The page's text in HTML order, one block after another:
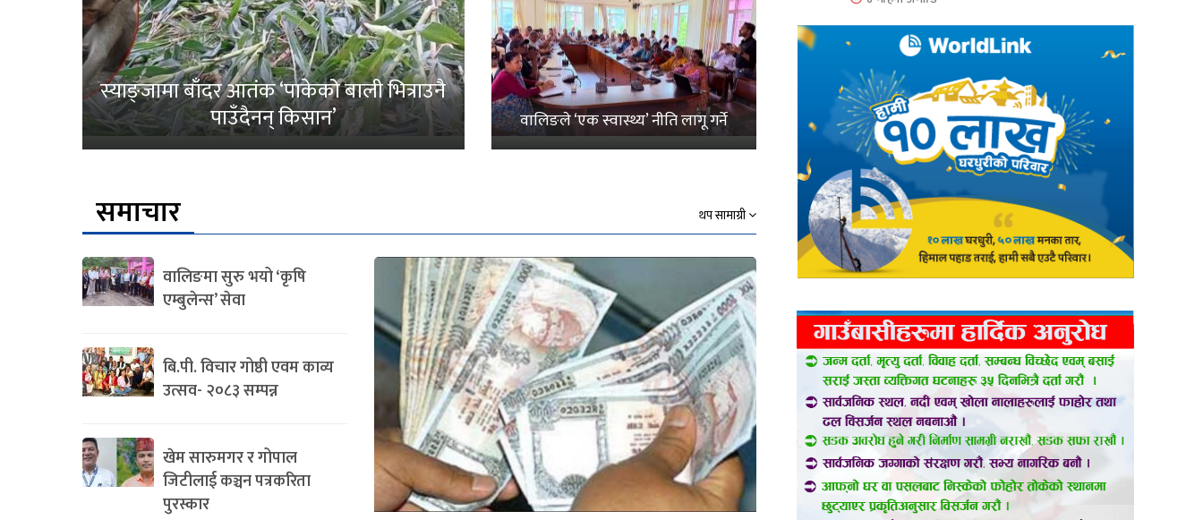
स्याङ्जामा बाँदर आतंक ‘पाकेको बाली भित्राउनै
पाउँदैनन् किसान’ वालिङले ‘एक स्वास्थ्य’ नीति लागू गर्ने
समाचार थप सामाग्री
वालिङमा सुरु भयो ‘कृषि
एम्बुलेन्स’ सेवा
बि.पी. विचार गोष्ठी एवम काव्य
उत्सव- २०८३ सम्पन्न
खेम सारुमगर र गोपाल
जिटीलाई कञ्चन पत्रकरिता
पुरस्कार